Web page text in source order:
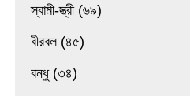
স্বামী-স্ত্রী (৬৯)
বীরবল (৪৫)
বন্ধু (৩৪)